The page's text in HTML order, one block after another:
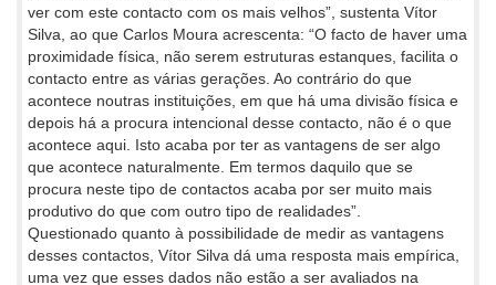
ver com este contacto com os mais velhos”, sustenta Vítor
Silva, ao que Carlos Moura acrescenta: “O facto de haver uma
proximidade física, não serem estruturas estanques, facilita o
contacto entre as várias gerações. Ao contrário do que
acontece noutras instituições, em que há uma divisão física e
depois há a procura intencional desse contacto, não é o que
acontece aqui. Isto acaba por ter as vantagens de ser algo
que acontece naturalmente. Em termos daquilo que se
procura neste tipo de contactos acaba por ser muito mais
produtivo do que com outro tipo de realidades”.
Questionado quanto à possibilidade de medir as vantagens
desses contactos, Vítor Silva dá uma resposta mais empírica,
uma vez que esses dados não estão a ser avaliados na